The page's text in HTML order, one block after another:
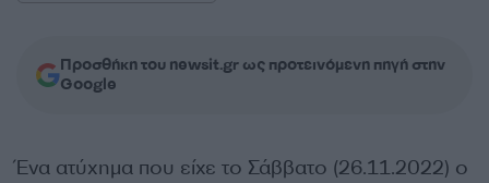
Προσθήκη του newsit.gr ως προτεινόμενη πηγή στην
Google
Ένα ατύχημα που είχε το Σάββατο (26.11.2022) ο